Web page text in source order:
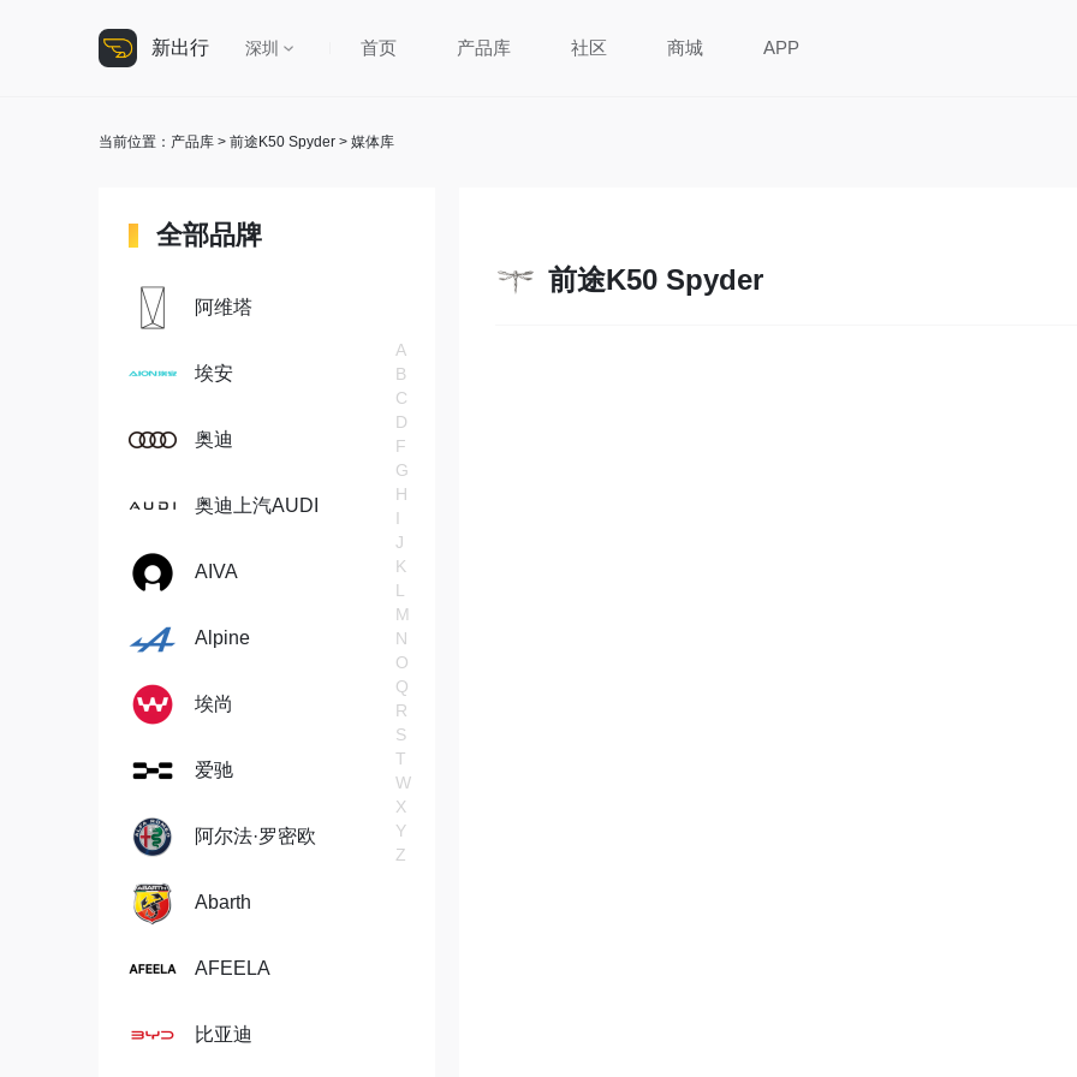
新出行 深圳 首页 产品库 社区 商城 APP
当前位置： 产品库 > 前途K50 Spyder > 媒体库
全部品牌
A
B
C
D
F
G
H
I
J
K
L
M
N
O
Q
R
S
T
W
X
Y
Z
阿维塔
埃安
奥迪
奥迪上汽AUDI
AIVA
Alpine
埃尚
爱驰
阿尔法·罗密欧
Abarth
AFEELA
比亚迪
前途K50 Spyder